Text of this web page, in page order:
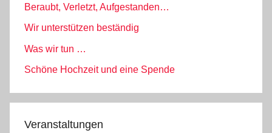
Beraubt, Verletzt, Aufgestanden…
Wir unterstützen beständig
Was wir tun …
Schöne Hochzeit und eine Spende
Veranstaltungen